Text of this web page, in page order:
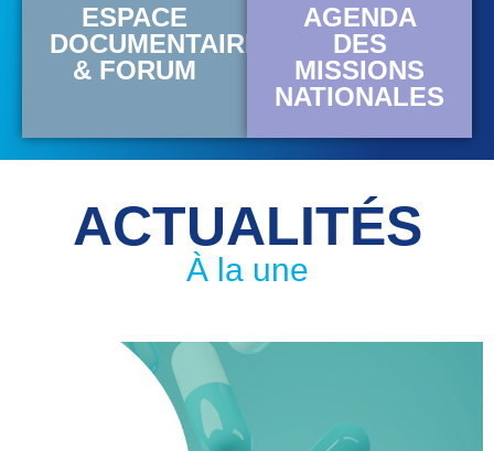
ESPACE
DOCUMENTAIRE
& FORUM
AGENDA
DES
MISSIONS
NATIONALES
ACTUALITÉS
À la une